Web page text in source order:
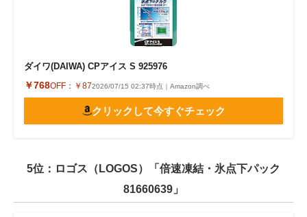
ダイワ(DAIWA) CPアイス S 925976
￥768OFF： ￥872026/07/15 02:37時点｜Amazon調べ
クリックして今すぐチェック
5位：ロゴス（LOGOS）「倍速凍結・氷点下パック
81660639」